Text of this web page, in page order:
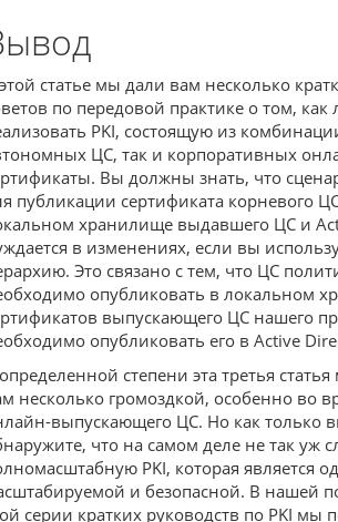
статье мы дали вам несколько
по передовой практике о том, как
PKI, состоящую из
ЦС, так и корпоративных
Вы должны знать, что
публикации сертификата корневого
хранилище выдавшего ЦС и
в изменениях, если вы
Это связано с тем, что ЦС
опубликовать в локальном
выпускающего ЦС нашего
опубликовать его в Active
степени эта третья статья
несколько громоздкой, особенно во
выпускающего ЦС. Но как только
что на самом деле не так уж
PKI, которая является
и безопасной. В нашей
серии кратких руководств по PKI мы